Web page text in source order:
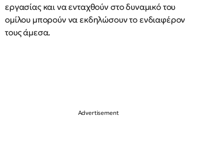
εργασίας και να ενταχθούν στο δυναμικό του
ομίλου μπορούν να εκδηλώσουν το ενδιαφέρον
τους άμεσα.